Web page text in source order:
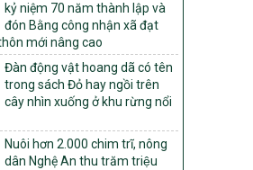
số 16/2026/QĐ-TTg
tắc, tiêu chí, định mức
sách trung ương và tỉ lệ
ngân sách của địa phương
trình mục tiêu quốc gia
thôn mới, giảm nghèo
phát triển kinh tế – xã hội
dân tộc thiểu số và miền
2026 – 2030
kỷ niệm 70 năm thành lập và
đón Bằng công nhận xã đạt
mới nâng cao
Đàn động vật hoang dã có tên
trong sách Đỏ hay ngồi trên
cây nhìn xuống ở khu rừng nổi
Nuôi hơn 2.000 chim trĩ, nông
dân Nghệ An thu trăm triệu